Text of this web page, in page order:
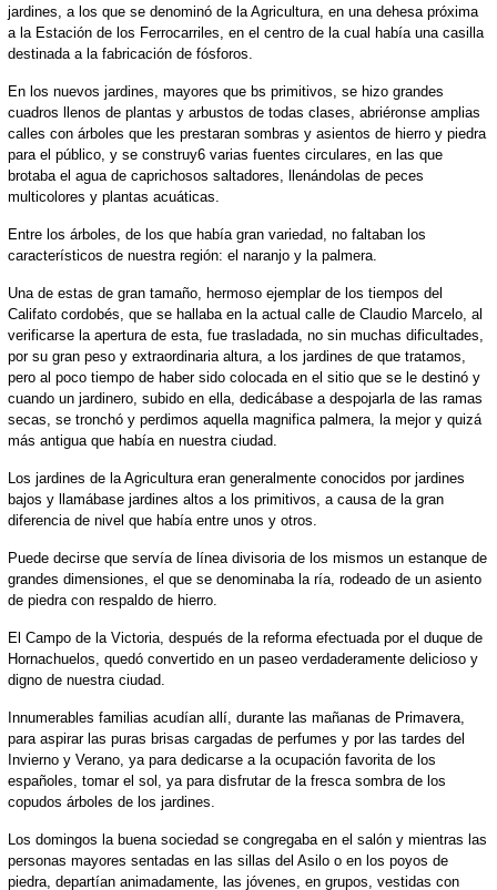
jardines, a los que se denominó de la Agricultura, en una dehesa próxima
a la Estación de los Ferrocarriles, en el centro de la cual había una casilla
destinada a la fabricación de fósforos.
En los nuevos jardines, mayores que bs primitivos, se hizo grandes
cuadros llenos de plantas y arbustos de todas clases, abriéronse amplias
calles con árboles que les prestaran sombras y asientos de hierro y piedra
para el público, y se construy6 varias fuentes circulares, en las que
brotaba el agua de caprichosos saltadores, llenándolas de peces
multicolores y plantas acuáticas.
Entre los árboles, de los que había gran variedad, no faltaban los
característicos de nuestra región: el naranjo y la palmera.
Una de estas de gran tamaño, hermoso ejemplar de los tiempos del
Califato cordobés, que se hallaba en la actual calle de Claudio Marcelo, al
verificarse la apertura de esta, fue trasladada, no sin muchas dificultades,
por su gran peso y extraordinaria altura, a los jardines de que tratamos,
pero al poco tiempo de haber sido colocada en el sitio que se le destinó y
cuando un jardinero, subido en ella, dedicábase a despojarla de las ramas
secas, se tronchó y perdimos aquella magnifica palmera, la mejor y quizá
más antigua que había en nuestra ciudad.
Los jardines de la Agricultura eran generalmente conocidos por jardines
bajos y llamábase jardines altos a los primitivos, a causa de la gran
diferencia de nivel que había entre unos y otros.
Puede decirse que servía de línea divisoria de los mismos un estanque de
grandes dimensiones, el que se denominaba la ría, rodeado de un asiento
de piedra con respaldo de hierro.
El Campo de la Victoria, después de la reforma efectuada por el duque de
Hornachuelos, quedó convertido en un paseo verdaderamente delicioso y
digno de nuestra ciudad.
Innumerables familias acudían allí, durante las mañanas de Primavera,
para aspirar las puras brisas cargadas de perfumes y por las tardes del
Invierno y Verano, ya para dedicarse a la ocupación favorita de los
españoles, tomar el sol, ya para disfrutar de la fresca sombra de los
copudos árboles de los jardines.
Los domingos la buena sociedad se congregaba en el salón y mientras las
personas mayores sentadas en las sillas del Asilo o en los poyos de
piedra, departían animadamente, las jóvenes, en grupos, vestidas con